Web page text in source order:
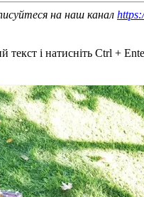
на наш канал
текст і натисніть Ctrl +